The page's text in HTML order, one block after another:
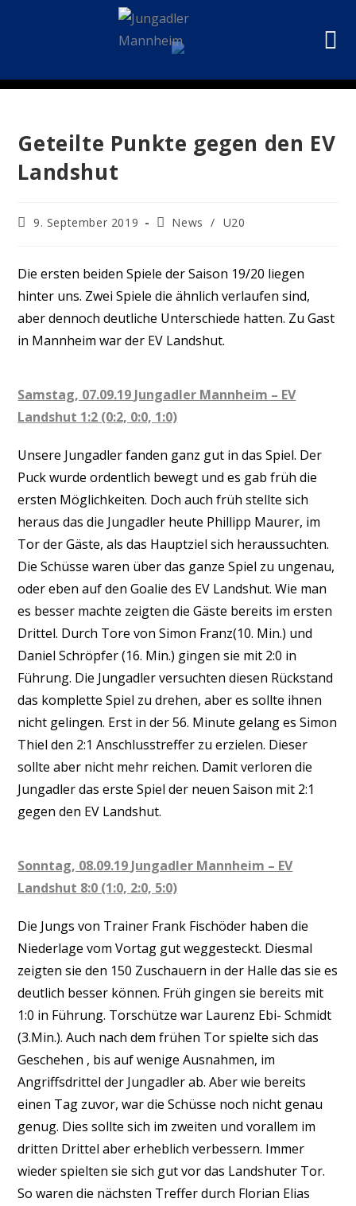
Geteilte Punkte gegen den EV
Landshut
9. September 2019 News / U20
Die ersten beiden Spiele der Saison 19/20 liegen
hinter uns. Zwei Spiele die ähnlich verlaufen sind,
aber dennoch deutliche Unterschiede hatten. Zu Gast
in Mannheim war der EV Landshut.
Samstag, 07.09.19 Jungadler Mannheim – EV
Landshut 1:2 (0:2, 0:0, 1:0)
Unsere Jungadler fanden ganz gut in das Spiel. Der
Puck wurde ordentlich bewegt und es gab früh die
ersten Möglichkeiten. Doch auch früh stellte sich
heraus das die Jungadler heute Phillipp Maurer, im
Tor der Gäste, als das Hauptziel sich heraussuchten.
Die Schüsse waren über das ganze Spiel zu ungenau,
oder eben auf den Goalie des EV Landshut. Wie man
es besser machte zeigten die Gäste bereits im ersten
Drittel. Durch Tore von Simon Franz(10. Min.) und
Daniel Schröpfer (16. Min.) gingen sie mit 2:0 in
Führung. Die Jungadler versuchten diesen Rückstand
das komplette Spiel zu drehen, aber es sollte ihnen
nicht gelingen. Erst in der 56. Minute gelang es Simon
Thiel den 2:1 Anschlusstreffer zu erzielen. Dieser
sollte aber nicht mehr reichen. Damit verloren die
Jungadler das erste Spiel der neuen Saison mit 2:1
gegen den EV Landshut.
Sonntag, 08.09.19 Jungadler Mannheim – EV
Landshut 8:0 (1:0, 2:0, 5:0)
Die Jungs von Trainer Frank Fischöder haben die
Niederlage vom Vortag gut weggesteckt. Diesmal
zeigten sie den 150 Zuschauern in der Halle das sie es
deutlich besser können. Früh gingen sie bereits mit
1:0 in Führung. Torschütze war Laurenz Ebi- Schmidt
(3.Min.). Auch nach dem frühen Tor spielte sich das
Geschehen , bis auf wenige Ausnahmen, im
Angriffsdrittel der Jungadler ab. Aber wie bereits
einen Tag zuvor, war die Schüsse noch nicht genau
genug. Dies sollte sich im zweiten und vorallem im
dritten Drittel aber erheblich verbessern. Immer
wieder spielten sie sich gut vor das Landshuter Tor.
So waren die nächsten Treffer durch Florian Elias